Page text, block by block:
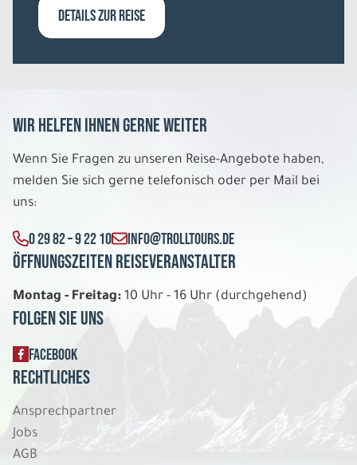
REISE VERBINDLICH ANFRAGEN
Mo. 28.12. - Sa. 02.01.2027
Exklusives Lappland 5 Nächte
P.P. AB
6 Tage
Exklusives Lappland 5 Nächte
Scenic View Suite DU/WC Doppelbelegung
DETAILS ZUR REISE
Wir helfen Ihnen gerne weiter
Wenn Sie Fragen zu unseren Reise-Angebote haben,
melden Sie sich gerne telefonisch oder per Mail bei
uns:
0 29 82 – 9 22 10 INFO@TROLLTOURS.DE
Öffnungszeiten Reiseveranstalter
Montag - Freitag: 10 Uhr - 16 Uhr (durchgehend)
Folgen Sie uns
FACEBOOK
Rechtliches
Ansprechpartner
Jobs
AGB